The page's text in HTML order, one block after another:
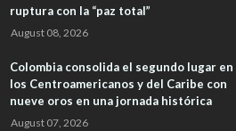
ruptura con la “paz total”
August 08, 2026
Colombia consolida el segundo lugar en
los Centroamericanos y del Caribe con
nueve oros en una jornada histórica
August 07, 2026